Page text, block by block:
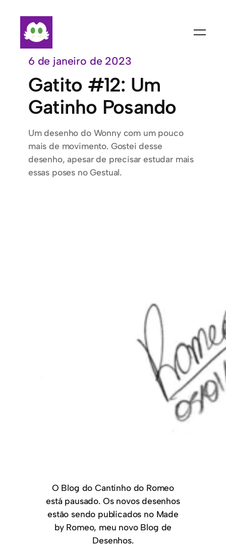
conteúdo
6 de janeiro de 2023
Gatito #12: Um
Gatinho Posando
Um desenho do Wonny com um pouco
mais de movimento. Gostei desse
desenho, apesar de precisar estudar mais
essas poses no Gestual.
O Blog do Cantinho do Romeo
está pausado. Os novos desenhos
estão sendo publicados no Made
by Romeo, meu novo Blog de
Desenhos.